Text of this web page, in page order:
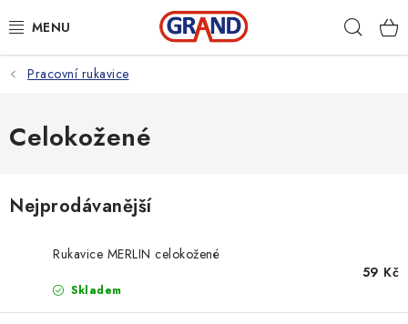
na
AKČNÍ NABÍDKA
PRACOVNÍ OBUV
PRACOVNÍ ODĚVY
OCHRANNÉ POMŮCKY
Pracovní rukavice
Celokožené
Nejprodávanější
Rukavice MERLIN celokožené
Skladem
59 Kč